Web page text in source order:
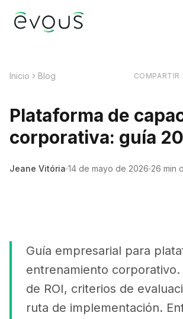
Inicio Blog COMPARTIR
Plataforma de
corporativa: guía
Jeane Vitória 14 de mayo de 2026 26 min
Guía empresarial para
entrenamiento
de ROI, criterios de
ruta de implementación.